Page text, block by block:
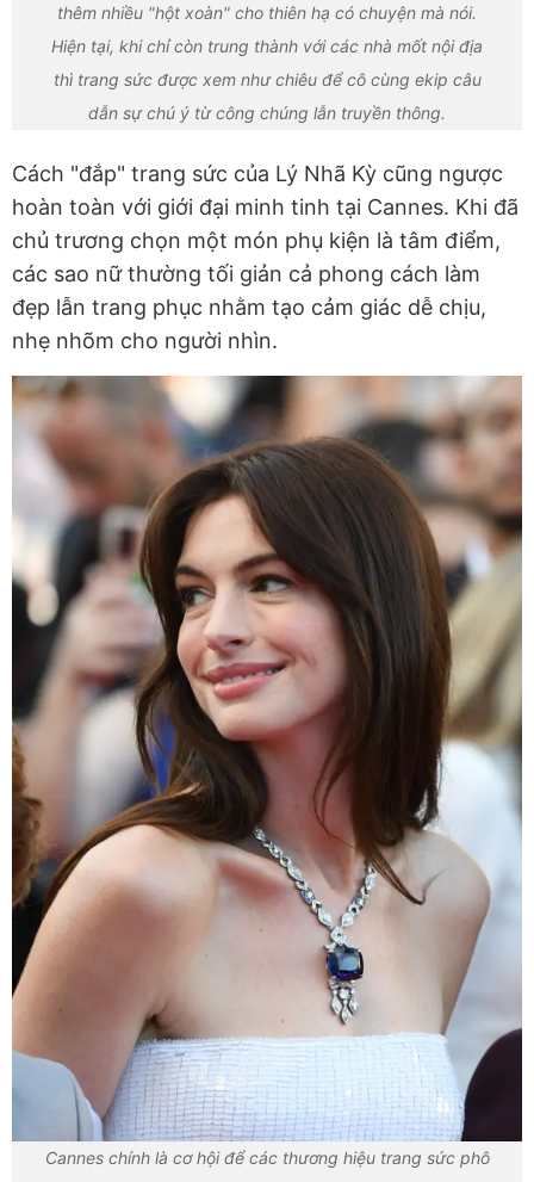
thêm nhiều "hột xoàn" cho thiên hạ có chuyện mà nói.
Hiện tại, khi chỉ còn trung thành với các nhà mốt nội địa
thì trang sức được xem như chiêu để cô cùng ekip câu
dẫn sự chú ý từ công chúng lẫn truyền thông.
Cách "đắp" trang sức của Lý Nhã Kỳ cũng ngược
hoàn toàn với giới đại minh tinh tại Cannes. Khi đã
chủ trương chọn một món phụ kiện là tâm điểm,
các sao nữ thường tối giản cả phong cách làm
đẹp lẫn trang phục nhằm tạo cảm giác dễ chịu,
nhẹ nhõm cho người nhìn.
Cannes chính là cơ hội để các thương hiệu trang sức phô